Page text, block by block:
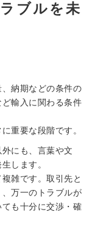
ブルを未
納期などの条件の
輸入に関わる条件
重要な段階です。
にも、言葉や文
します。
雑です。取引先と
万一のトラブルが
も十分に交渉・確